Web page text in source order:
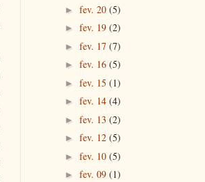
► fev. 20 (5)
► fev. 19 (2)
► fev. 17 (7)
► fev. 16 (5)
► fev. 15 (1)
► fev. 14 (4)
► fev. 13 (2)
► fev. 12 (5)
► fev. 10 (5)
► fev. 09 (1)